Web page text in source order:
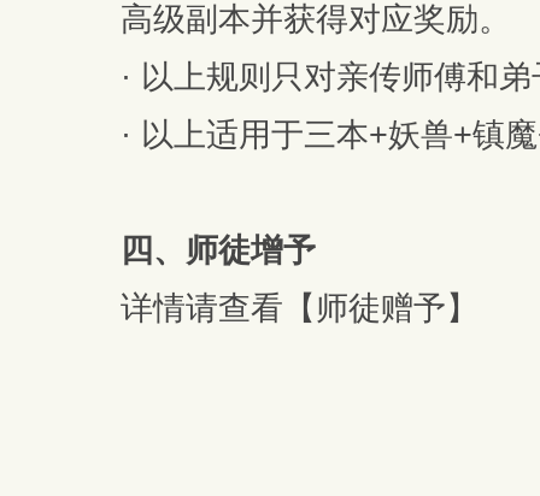
高级副本并获得对应奖励。
· 以上规则只对亲传师傅和
· 以上适用于三本+妖兽+镇
四、师徒增予
详情请查看【师徒赠予】